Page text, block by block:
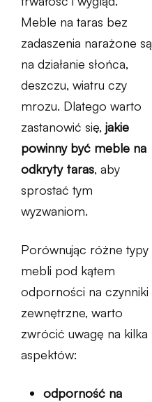
Meble na taras bez
zadaszenia narażone są
na działanie słońca,
deszczu, wiatru czy
mrozu. Dlatego warto
zastanowić się, jakie
powinny być meble na
odkryty taras, aby
sprostać tym
wyzwaniom.
Porównując różne typy
mebli pod kątem
odporności na czynniki
zewnętrzne, warto
zwrócić uwagę na kilka
aspektów:
odporność na